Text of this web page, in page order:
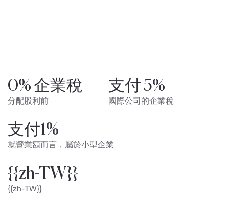
0% 企業稅
分配股利前
支付 5%
國際公司的企業稅
支付1%
就營業額而言，屬於小型企業
{{zh-TW}}
{{zh-TW}}